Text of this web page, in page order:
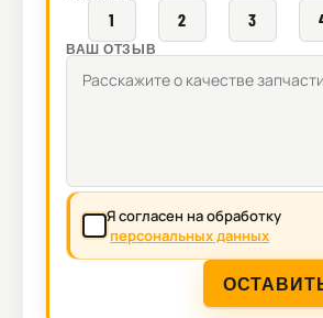
1 2 3
ВАШ ОТЗЫВ
Я согласен на обработку
персональных данных